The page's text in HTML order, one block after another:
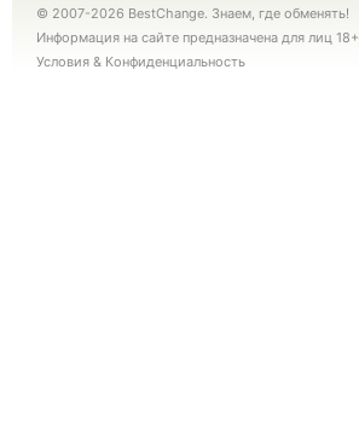
© 2007-2026 BestChange. Знаем, где обменять!
Информация на сайте предназначена для лиц 18+
Условия & Конфиденциальность